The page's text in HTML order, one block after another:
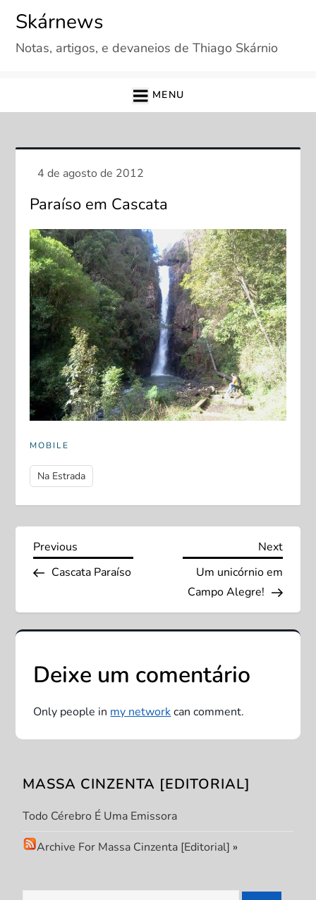
content
Skárnews
Notas, artigos, e devaneios de Thiago Skárnio
MENU
Paraíso em Cascata
MOBILE
Na Estrada
N
a
v
g
a
ã
o
d
e
Previous
Post
Previous
Cascata Paraíso
Next
Next
Um unicórnio em
Campo Alegre!
Deixe um comentário
Only people in my networkcan comment.
MASSA CINZENTA [EDITORIAL]
Todo Cérebro É Uma Emissora
Archive For Massa Cinzenta [Editorial] »